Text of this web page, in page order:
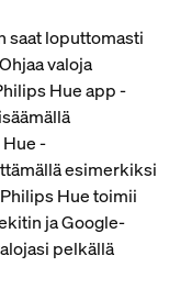
saat loputtomasti
valoja
Hue app -
-
esimerkiksi
Hue toimii
ja Google-
pelkällä